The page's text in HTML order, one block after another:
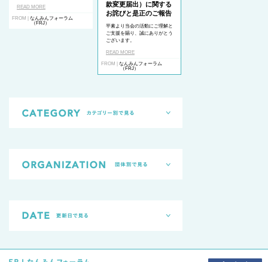
READ MORE
FROM | なんみんフォーラム
（FRJ）
款変更届出）に関する
お詫びと是正のご報告
平素より当会の活動にご理解と
ご支援を賜り、誠にありがとう
ございます。
READ MORE
FROM | なんみんフォーラム
（FRJ）